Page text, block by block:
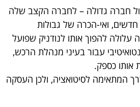
חברה גדולה – לחברה הקצב שלה
ואי-הכרה של גבולות
להפוך אותו לנודניק שפועל
עבור בעיני מנהלת הרכש,
אותו כספק.
המתאימה לסיטואציה, ולכן העסקה